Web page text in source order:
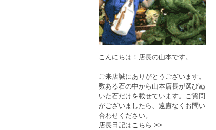
こんにちは！店長の山本です。
ご来店誠にありがとうございます。
数ある石の中から山本店長が選びぬ
いた石だけを載せています。ご質問
がございましたら、遠慮なくお問い
合わせください。
店長日記はこちら >>